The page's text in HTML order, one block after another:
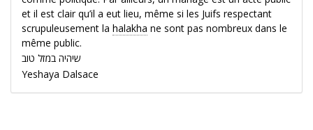
et il est clair qu’il a eut lieu, même si les Juifs respectant
scrupuleusement la halakha ne sont pas nombreux dans le
même public.
שיהיה במזל טוב
Yeshaya Dalsace